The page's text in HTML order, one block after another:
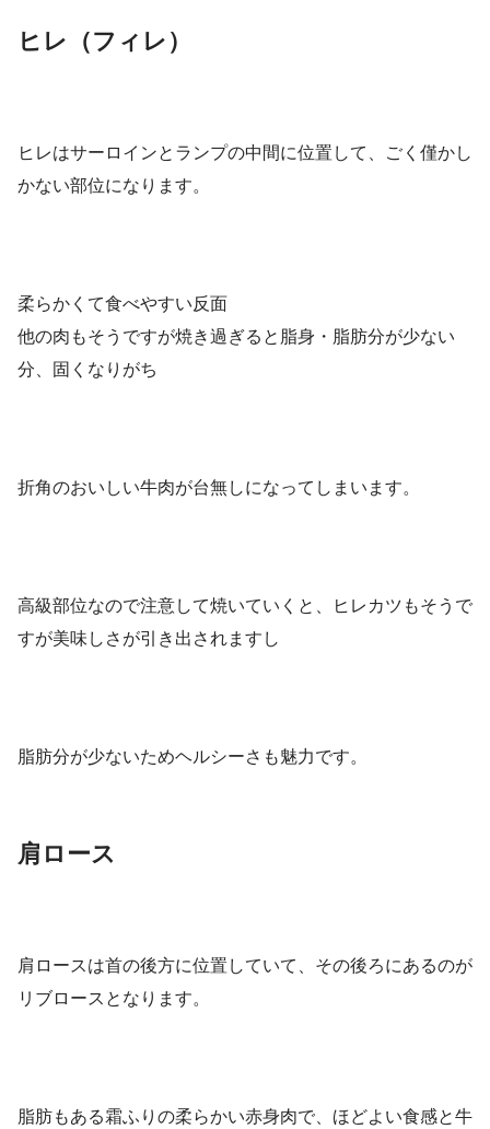
ヒレ（フィレ）
ヒレはサーロインとランプの中間に位置して、ごく僅かし
かない部位になります。
柔らかくて食べやすい反面
他の肉もそうですが焼き過ぎると脂身・脂肪分が少ない
分、固くなりがち
折角のおいしい牛肉が台無しになってしまいます。
高級部位なので注意して焼いていくと、ヒレカツもそうで
すが美味しさが引き出されますし
脂肪分が少ないためヘルシーさも魅力です。
肩ロース
肩ロースは首の後方に位置していて、その後ろにあるのが
リブロースとなります。
脂肪もある霜ふりの柔らかい赤身肉で、ほどよい食感と牛